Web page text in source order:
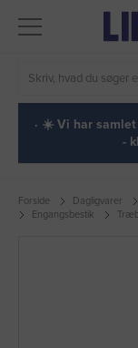
· ☀️ Vi har
-
Forside Dagligvarer
Engangsbestik